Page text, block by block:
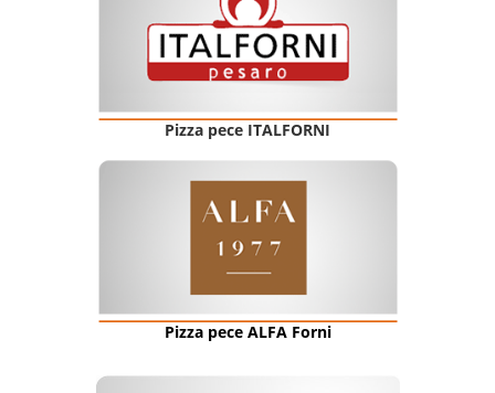
Pizza pece ITALFORNI
Pizza pece ALFA Forni